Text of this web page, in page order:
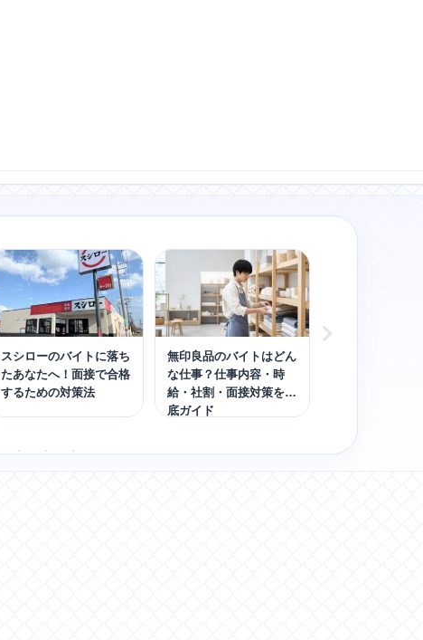
スシローのバイトに落ち
たあなたへ！面接で合格
するための対策法
無印良品のバイトはどん
な仕事？仕事内容・時
給・社割・面接対策を徹
底ガイド